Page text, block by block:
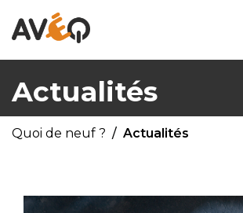
Actualités
Quoi de neuf ? Actualités